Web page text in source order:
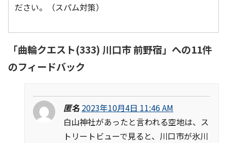
ださい。（スパム対策）
「曲輪クエスト(333) 川口市 前野宿」への11件
のフィードバック
匿名 2023年10月4日 11:46 AM
白山神社があったと言われる空地は、ス
トリートビューで見ると、川口市が氷川